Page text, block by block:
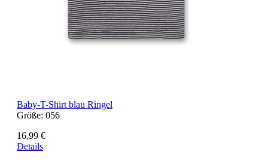
Baby-T-Shirt blau Ringel
Größe: 056
16,99 €
Details